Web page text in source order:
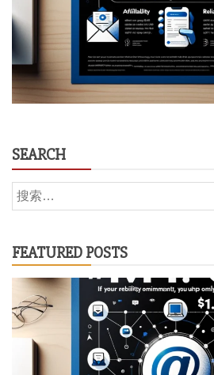
SEARCH
搜
索：
FEATURED POSTS